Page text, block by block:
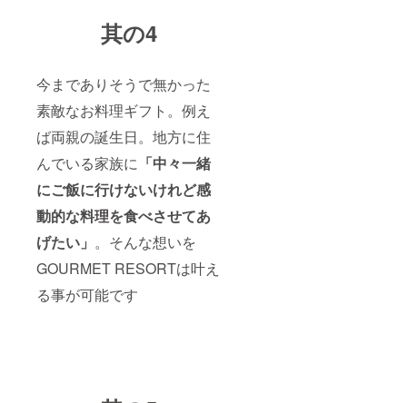
其の4
今までありそうで無かった
素敵なお料理ギフト。例え
ば両親の誕生日。地方に住
んでいる家族に 「中々一緒
にご飯に行けないけれど感
動的な料理を食べさせてあ
げたい」 。そんな想いを
GOURMET RESORTは叶え
る事が可能です